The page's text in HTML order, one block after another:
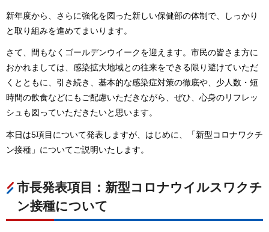
新年度から、さらに強化を図った新しい保健部の体制で、しっかり
と取り組みを進めてまいります。
さて、間もなくゴールデンウイークを迎えます。市民の皆さま方に
おかれましては、感染拡大地域との往来をできる限り避けていただ
くとともに、引き続き、基本的な感染症対策の徹底や、少人数・短
時間の飲食などにもご配慮いただきながら、ぜひ、心身のリフレッ
シュも図っていただきたいと思います。
本日は5項目について発表しますが、はじめに、「新型コロナワクチ
ン接種」についてご説明いたします。
市長発表項目：新型コロナウイルスワクチ
ン接種について